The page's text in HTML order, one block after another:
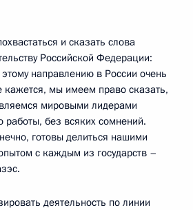
и сказать слова
Российской Федерации:
направлению в России очень
кажется, мы имеем право сказать,
мировыми лидерами
работы, без всяких сомнений.
готовы делиться нашими
с каждым из государств –
деятельность по линии